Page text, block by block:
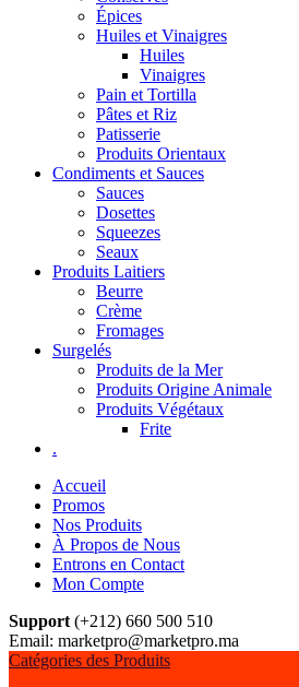
Épices
Huiles et Vinaigres
Huiles
Vinaigres
Pain et Tortilla
Pâtes et Riz
Patisserie
Produits Orientaux
Condiments et Sauces
Sauces
Dosettes
Squeezes
Seaux
Produits Laitiers
Beurre
Crème
Fromages
Surgelés
Produits de la Mer
Produits Origine Animale
Produits Végétaux
Frite
.
Accueil
Promos
Nos Produits
À Propos de Nous
Entrons en Contact
Mon Compte
Support (+212) 660 500 510
Email: marketpro@marketpro.ma
Catégories des Produits